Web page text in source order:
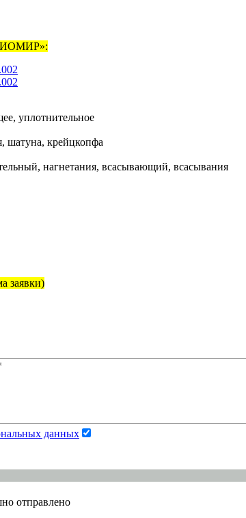
уплотнительное
шатуна, крейцкопфа
нагнетания, всасывающий, всасывания
заявки)
данных
отправлено